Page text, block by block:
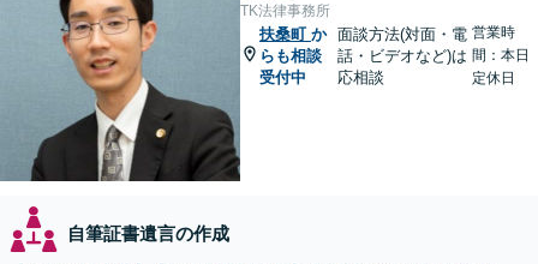
TK法律事務所
扶桑町 か
らも相談
受付中
面談方法(対面・電
話・ビデオなど)は
応相談
営業時
間：本日
定休日
自筆証書遺言の作成